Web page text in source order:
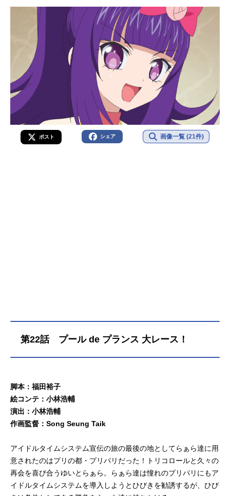
ポスト シェア 画像一覧 (21件)
第22話 プール de プランス 大レース！
脚本：福田裕子
絵コンテ：小林浩輔
演出：小林浩輔
作画監督：Song Seung Taik
アイドルタイムシステム宣伝の旅の最後の地としてらぁら達に用
意されたのはプリの都・プリパリだった！トリコロールと久々の
再会を喜び合うゆいとらぁら。らぁら達は憧れのプリパリにもア
イドルタイムシステムを導入しようとひびきを勧誘するが、ひび